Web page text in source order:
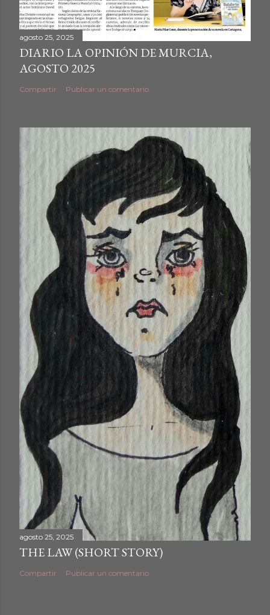
agosto 25, 2025
DIARIO LA OPINIÓN DE MURCIA,
AGOSTO 2025
Compartir Publicar un comentario
agosto 25, 2025
THE LAW (SHORT STORY)
Compartir Publicar un comentario